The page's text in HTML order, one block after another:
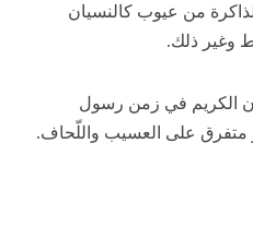
من عيوب كالنسيان
وغير ذلك.
الكريم في زمن رسول
متفرق على العسيب واللّحاف.